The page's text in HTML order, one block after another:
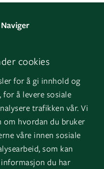
cookies
for å gi innhold og
å levere sosiale
trafikken vår. Vi
om hvordan du bruker
våre innen sosiale
som kan
du har
Naviger
Om oss
GK Sverige
GK Danmark
Logg inn
Mine bygg